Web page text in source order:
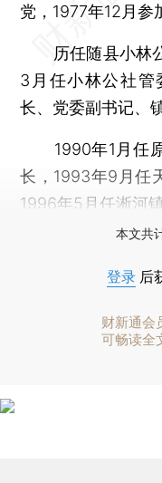
党，1977年12月参
历任随县小林公
3月任小林公社管
长、党委副书记、
1990年1月任原
长，1993年9月任
1996年5月任淅河
本文共
登录 后
财新通会
可畅读全